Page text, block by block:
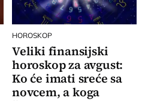
HOROSKOP
Veliki finansijski
horoskop za avgust:
Ko će imati sreće sa
novcem, a koga